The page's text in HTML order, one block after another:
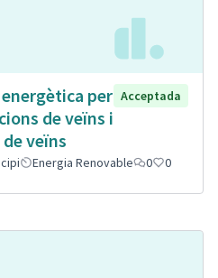
per
de veïns i
veïns
Acceptada
Energia Renovable 0 0